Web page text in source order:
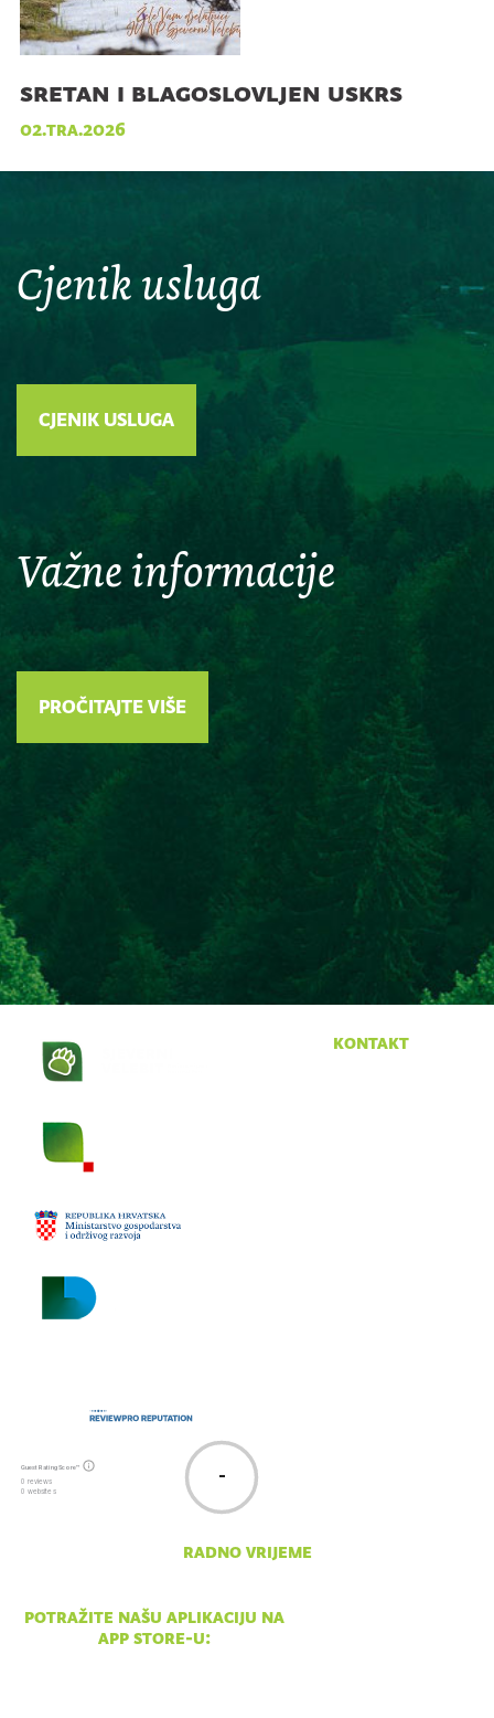
sretan i blagoslovljen uskrs
02.tra.2026
Cjenik usluga
CJENIK USLUGA
Važne informacije
PROČITAJTE VIŠE
kontakt
Guest Rating Score™
0 reviews
0 websites
-
radno vrijeme
potražite našu aplikaciju na
app store-u: